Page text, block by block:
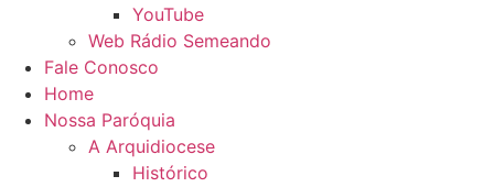
YouTube
Web Rádio Semeando
Fale Conosco
Home
Nossa Paróquia
A Arquidiocese
Histórico